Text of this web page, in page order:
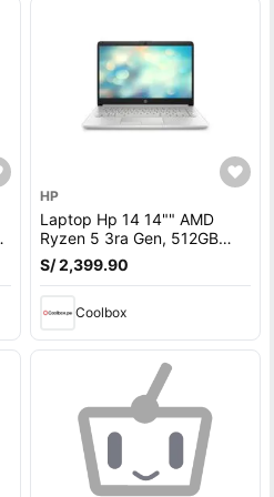
HP
Laptop Hp 14 14"" AMD
Ryzen 5 3ra Gen, 512GB
SSD, 8GB RAM, FreeDOS -
sin sistema operativo
S/ 2,399.90
Coolbox